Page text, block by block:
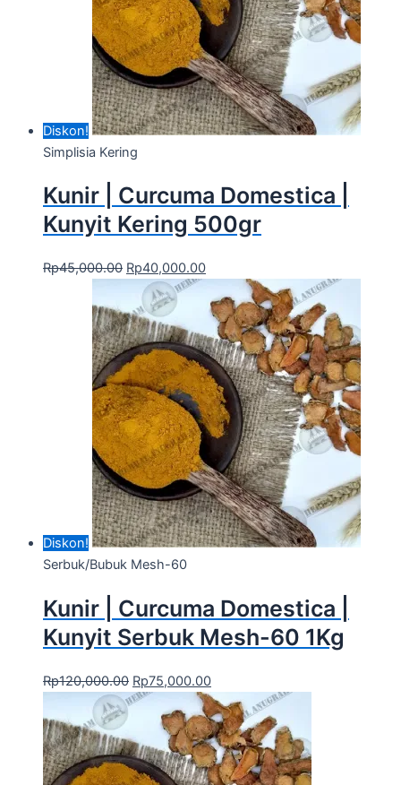
Diskon!
Simplisia Kering
Kunir | Curcuma Domestica |
Kunyit Kering 500gr
Rp45,000.00 Rp40,000.00
Diskon!
Serbuk/Bubuk Mesh-60
Kunir | Curcuma Domestica |
Kunyit Serbuk Mesh-60 1Kg
Rp120,000.00 Rp75,000.00